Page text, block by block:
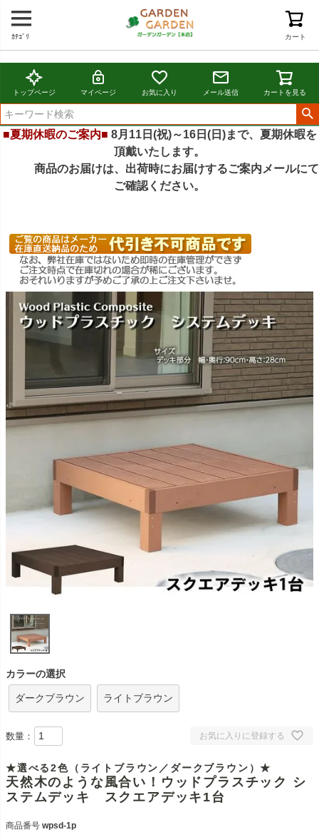
カート
ｶﾃｺﾞﾘ
トップページ マイページ お気に入り メール送信 カートを見る
■夏期休暇のご案内■ 8月11日(祝)～16日(日)まで、夏期休暇を
頂戴いたします。
商品のお届けは、出荷時にお届けするご案内メールにて
ご確認ください。
カラーの選択
ダークブラウン ライトブラウン
お気に入りに登録する
数量：
★選べる2色（ライトブラウン／ダークブラウン）★
天然木のような風合い！ウッドプラスチック シ
ステムデッキ スクエアデッキ1台
商品番号 wpsd-1p